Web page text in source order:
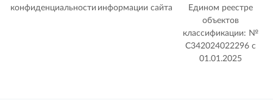
конфиденциальности информации сайта
Едином реестре
объектов
классификации: №
С342024022296 c
01.01.2025